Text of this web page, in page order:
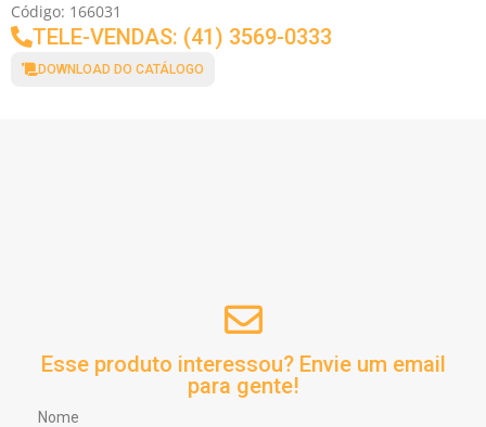
Código: 166031
TELE-VENDAS: (41) 3569-0333
DOWNLOAD DO CATÁLOGO
Esse produto interessou? Envie um email
para gente!
Nome